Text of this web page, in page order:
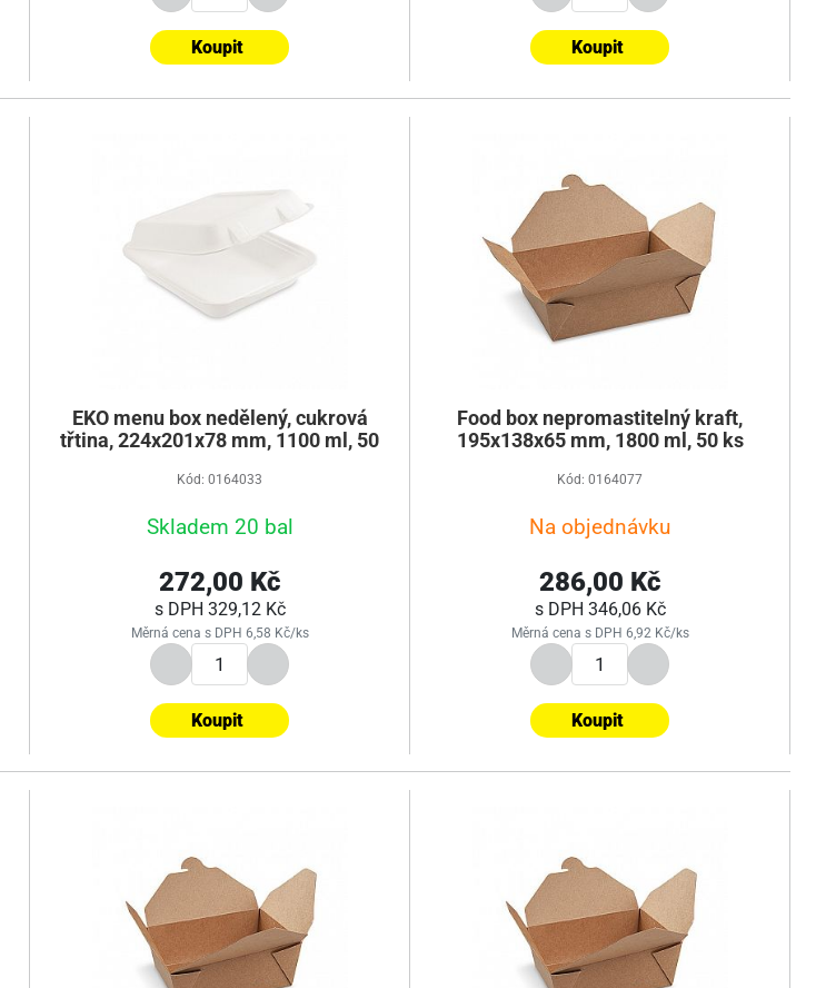
Koupit Koupit
EKO menu box nedělený, cukrová
třtina, 224x201x78 mm, 1100 ml, 50
Kód: 0164033
Skladem 20 bal
272,00 Kč
s DPH 329,12 Kč
Měrná cena s DPH 6,58 Kč/ks
Koupit
Food box nepromastitelný kraft,
195x138x65 mm, 1800 ml, 50 ks
Kód: 0164077
Na objednávku
286,00 Kč
s DPH 346,06 Kč
Měrná cena s DPH 6,92 Kč/ks
Koupit